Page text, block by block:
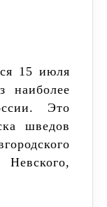
наиболее
Это
шведов